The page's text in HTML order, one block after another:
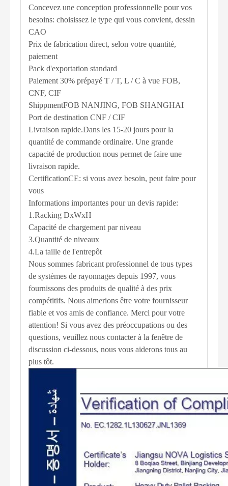
Concevez une conception professionnelle pour vos
besoins: choisissez le type qui vous convient, dessin
CAO
Prix ​​de fabrication direct, selon votre quantité,
paiement
Pack d'exportation standard
Paiement 30% prépayé T / T, L / C à vue FOB,
CNF, CIF
ShippmentFOB NANJING, FOB SHANGHAI
Port de destination CNF / CIF
Livraison rapide.Dans les 15-20 jours pour la
quantité de commande ordinaire. Une grande
capacité de production nous permet de faire une
livraison rapide.
CertificationCE: si vous avez besoin, peut faire pour
vous
Informations importantes pour un devis rapide:
1.Racking DxWxH
Capacité de chargement par niveau
3.Quantité de niveaux
4.La taille de l'entrepôt
Nous sommes fabricant professionnel de tous types
de systèmes de rayonnages depuis 1997, vous
fournissons des produits de qualité à des prix
compétitifs. Nous aimerions être votre fournisseur
fiable et vos amis de confiance. Merci pour votre
attention! Si vous avez des préoccupations ou des
questions, veuillez nous contacter à la fenêtre de
discussion ci-dessous, nous vous aiderons tous au
plus tôt.